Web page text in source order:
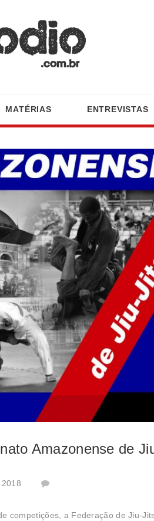
MATÉRIAS ENTREVISTAS
Amazonense de
competições, a Federação de Jiu-